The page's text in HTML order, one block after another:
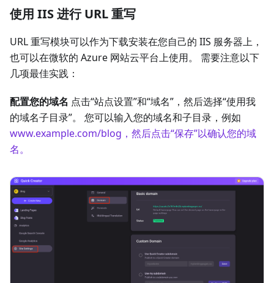
使用 IIS 进行 URL 重写
URL 重写模块可以作为下载安装在您自己的 IIS 服务器上，
也可以在微软的 Azure 网站云平台上使用。 需要注意以下
几项最佳实践：
配置您的域名 点击“站点设置”和“域名”，然后选择“使用我
的域名子目录”。 您可以输入您的域名和子目录，例如
www.example.com/blog，然后点击“保存”以确认您的域
名。